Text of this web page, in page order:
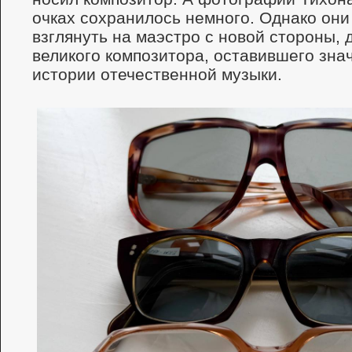
очках сохранилось немного. Однако
взглянуть на маэстро с новой стороны,
великого композитора, оставившего
истории отечественной музыки.